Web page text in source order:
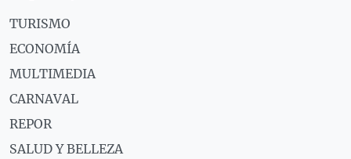
TURISMO
ECONOMÍA
MULTIMEDIA
CARNAVAL
REPOR
SALUD Y BELLEZA